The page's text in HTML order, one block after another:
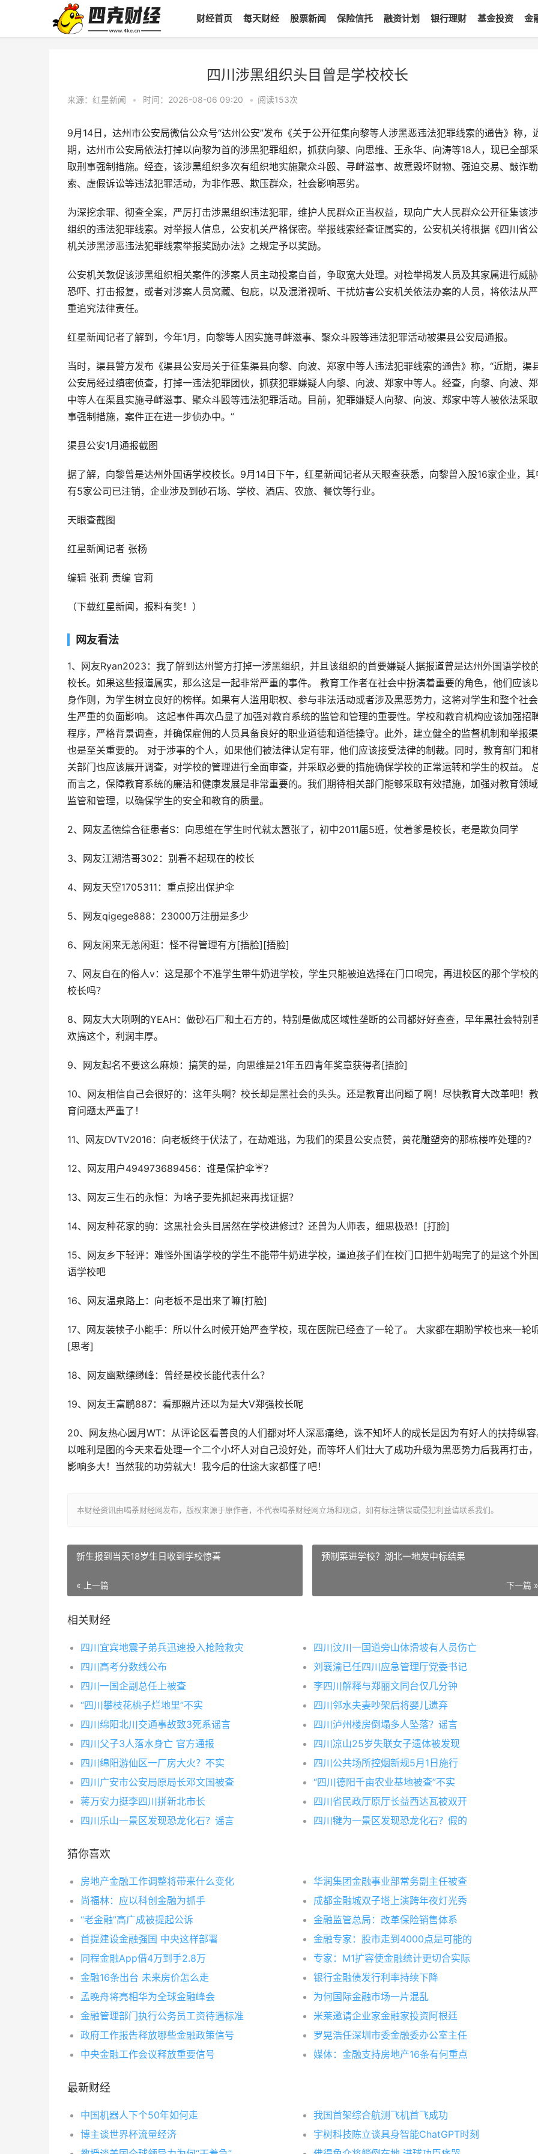
财经首页 每天财经 股票新闻 保险信托 融资计划 银行理财 基金投资 金
四川涉黑组织头目曾是学校校长
来源：红星新闻 • 时间：2026-08-06 09:20 • 阅读153次
9月14日，达州市公安局微信公众号“达州公安”发布《关于公开征集向黎等人涉黑恶违法犯罪线索的通告》称，
期，达州市公安局依法打掉以向黎为首的涉黑犯罪组织，抓获向黎、向思维、王永华、向涛等18人，现已全部采
取刑事强制措施。经查，该涉黑组织多次有组织地实施聚众斗殴、寻衅滋事、故意毁坏财物、强迫交易、敲诈勒
索、虚假诉讼等违法犯罪活动，为非作恶、欺压群众，社会影响恶劣。
为深挖余罪、彻查全案，严厉打击涉黑组织违法犯罪，维护人民群众正当权益，现向广大人民群众公开征集该
组织的违法犯罪线索。对举报人信息，公安机关严格保密。举报线索经查证属实的，公安机关将根据《四川省
机关涉黑涉恶违法犯罪线索举报奖励办法》之规定予以奖励。
公安机关敦促该涉黑组织相关案件的涉案人员主动投案自首，争取宽大处理。对检举揭发人员及其家属进行威
恐吓、打击报复，或者对涉案人员窝藏、包庇，以及混淆视听、干扰妨害公安机关依法办案的人员，将依法从
重追究法律责任。
红星新闻记者了解到，今年1月，向黎等人因实施寻衅滋事、聚众斗殴等违法犯罪活动被渠县公安局通报。
当时，渠县警方发布《渠县公安局关于征集渠县向黎、向波、郑家中等人违法犯罪线索的通告》称，“近期，渠
公安局经过缜密侦查，打掉一违法犯罪团伙，抓获犯罪嫌疑人向黎、向波、郑家中等人。经查，向黎、向波、
中等人在渠县实施寻衅滋事、聚众斗殴等违法犯罪活动。目前，犯罪嫌疑人向黎、向波、郑家中等人被依法采
事强制措施，案件正在进一步侦办中。”
渠县公安1月通报截图
据了解，向黎曾是达州外国语学校校长。9月14日下午，红星新闻记者从天眼查获悉，向黎曾入股16家企业，其
有5家公司已注销，企业涉及到砂石场、学校、酒店、农旅、餐饮等行业。
天眼查截图
红星新闻记者 张杨
编辑 张莉 责编 官莉
（下载红星新闻，报料有奖！）
网友看法
1、网友Ryan2023：我了解到达州警方打掉一涉黑组织，并且该组织的首要嫌疑人据报道曾是达州外国语学校
校长。如果这些报道属实，那么这是一起非常严重的事件。 教育工作者在社会中扮演着重要的角色，他们应该
身作则，为学生树立良好的榜样。如果有人滥用职权、参与非法活动或者涉及黑恶势力，这将对学生和整个社
生严重的负面影响。 这起事件再次凸显了加强对教育系统的监管和管理的重要性。学校和教育机构应该加强招
程序，严格背景调查，并确保雇佣的人员具备良好的职业道德和道德操守。此外，建立健全的监督机制和举报
也是至关重要的。 对于涉事的个人，如果他们被法律认定有罪，他们应该接受法律的制裁。同时，教育部门和
关部门也应该展开调查，对学校的管理进行全面审查，并采取必要的措施确保学校的正常运转和学生的权益。
而言之，保障教育系统的廉洁和健康发展是非常重要的。我们期待相关部门能够采取有效措施，加强对教育领
监管和管理，以确保学生的安全和教育的质量。
2、网友孟德综合征患者S：向思维在学生时代就太嚣张了，初中2011届5班，仗着爹是校长，老是欺负同学
3、网友江湖浩哥302：别看不起现在的校长
4、网友天空1705311：重点挖出保护伞
5、网友qigege888：23000万注册是多少
6、网友闲来无恙闲逛：怪不得管理有方[捂脸][捂脸]
7、网友自在的俗人v：这是那个不准学生带牛奶进学校，学生只能被迫选择在门口喝完，再进校区的那个学校
校长吗？
8、网友大大咧咧的YEAH：做砂石厂和土石方的，特别是做成区域性垄断的公司都好好查查，早年黑社会特别
欢搞这个，利润丰厚。
9、网友起名不要这么麻烦：搞笑的是，向思维是21年五四青年奖章获得者[捂脸]
10、网友相信自己会很好的：这年头啊？校长却是黑社会的头头。还是教育出问题了啊！尽快教育大改革吧！教
育问题太严重了！
11、网友DVTV2016：向老板终于伏法了，在劫难逃，为我们的渠县公安点赞，黄花雕塑旁的那栋楼咋处理的？
12、网友用户494973689456：谁是保护伞☔？
13、网友三生石的永恒：为啥子要先抓起来再找证据？
14、网友种花家的驹：这黑社会头目居然在学校进修过？还曾为人师表，细思极恐！[打脸]
15、网友乡下轻评：难怪外国语学校的学生不能带牛奶进学校，逼迫孩子们在校门口把牛奶喝完了的是这个外国
语学校吧
16、网友温泉路上：向老板不是出来了嘛[打脸]
17、网友装犊子小能手：所以什么时候开始严查学校，现在医院已经查了一轮了。 大家都在期盼学校也来一轮
[思考]
18、网友幽默缥缈峰：曾经是校长能代表什么？
19、网友王富鹏887：看那照片还以为是大V郑强校长呢
20、网友热心圆月WT：从评论区看善良的人们都对坏人深恶痛绝，诛不知坏人的成长是因为有好人的扶持纵
以唯利是图的今天来看处理一个二个小坏人对自己没好处，而等坏人们壮大了成功升级为黑恶势力后我再打击
影响多大！当然我的功劳就大！我今后的仕途大家都懂了吧！
本财经资讯由喝茶财经网发布，版权来源于原作者，不代表喝茶财经网立场和观点，如有标注错误或侵犯利益请联系我们。
新生报到当天18岁生日收到学校惊喜
« 上一篇
预制菜进学校？湖北一地发中标结果
下一篇 »
相关财经
四川宜宾地震子弟兵迅速投入抢险救灾
四川汶川一国道旁山体滑坡有人员伤亡
四川高考分数线公布
刘襄渝已任四川应急管理厅党委书记
四川一国企副总任上被查
李四川解释与郑丽文同台仅几分钟
“四川攀枝花桃子烂地里”不实
四川邻水夫妻吵架后将婴儿遗弃
四川绵阳北川交通事故致3死系谣言
四川泸州楼房倒塌多人坠落？谣言
四川父子3人落水身亡 官方通报
四川凉山25岁失联女子遗体被发现
四川绵阳游仙区一厂房大火？不实
四川公共场所控烟新规5月1日施行
四川广安市公安局原局长邓文国被查
“四川德阳千亩农业基地被查”不实
蒋万安力挺李四川拼新北市长
四川省民政厅原厅长益西达瓦被双开
四川乐山一景区发现恐龙化石？谣言
四川犍为一景区发现恐龙化石？假的
猜你喜欢
房地产金融工作调整将带来什么变化
华润集团金融事业部常务副主任被查
尚福林：应以科创金融为抓手
成都金融城双子塔上演跨年夜灯光秀
“老金融”高广成被提起公诉
金融监管总局：改革保险销售体系
首提建设金融强国 中央这样部署
金融专家：股市走到4000点是可能的
同程金融App借4万到手2.8万
专家：M1扩容使金融统计更切合实际
金融16条出台 未来房价怎么走
银行金融债发行利率持续下降
孟晚舟将亮相华为全球金融峰会
为何国际金融市场一片混乱
金融管理部门执行公务员工资待遇标准
米莱邀请企业家金融家投资阿根廷
政府工作报告释放哪些金融政策信号
罗晃浩任深圳市委金融委办公室主任
中央金融工作会议释放重要信号
媒体：金融支持房地产16条有何重点
最新财经
中国机器人下个50年如何走
我国首架综合航测飞机首飞成功
博主谈世界杯流量经济
宇树科技陈立谈具身智能ChatGPT时刻